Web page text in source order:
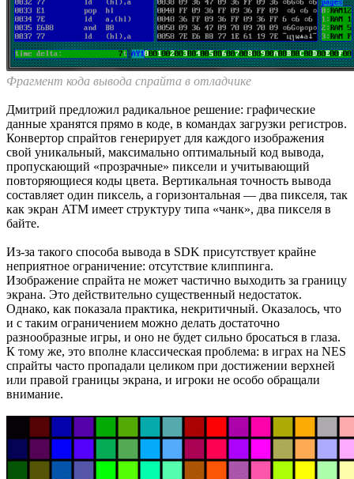
Фрагмент кода вывода спрайта в отладчике
Дмитрий предложил радикальное решение: графические
данные хранятся прямо в коде, в командах загрузки регистров.
Конвертор спрайтов генерирует для каждого изображения
свой уникальный, максимально оптимальный код вывода,
пропускающий «прозрачные» пиксели и учитывающий
повторяющиеся коды цвета. Вертикальная точность вывода
составляет один пиксель, а горизонтальная — два пикселя, так
как экран ATM имеет структуру типа «чанк», два пикселя в
байте.
Из-за такого способа вывода в SDK присутствует крайне
неприятное ограничение: отсутствие клиппинга.
Изображение спрайта не может частично выходить за границу
экрана. Это действительно существенный недостаток.
Однако, как показала практика, некритичный. Оказалось, что
и с таким ограничением можно делать достаточно
разнообразные игры, и оно не будет сильно бросаться в глаза.
К тому же, это вполне классическая проблема: в играх на NES
спрайты часто пропадали целиком при достижении верхней
или правой границы экрана, и игроки не особо обращали
внимание.